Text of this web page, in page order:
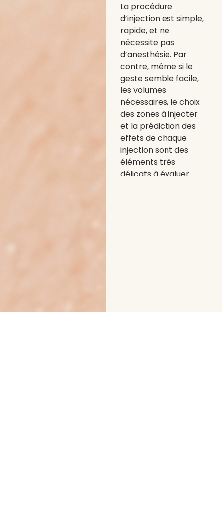
La procédure
d’injection est simple,
rapide, et ne
nécessite pas
d’anesthésie. Par
contre, même si le
geste semble facile,
les volumes
nécessaires, le choix
des zones à injecter
et la prédiction des
effets de chaque
injection sont des
éléments très
délicats à évaluer.